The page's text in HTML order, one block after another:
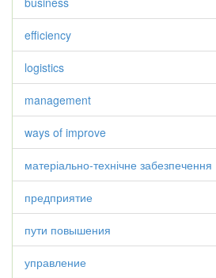
efficiency
logistics
management
ways of improve
матеріально-технічне забезпечення
предприятие
пути повышения
управление